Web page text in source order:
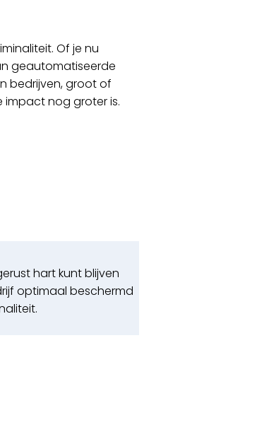
Of je nu
geautomatiseerde
bedrijven, groot of
impact nog groter is.
hart kunt blijven
optimaal beschermd